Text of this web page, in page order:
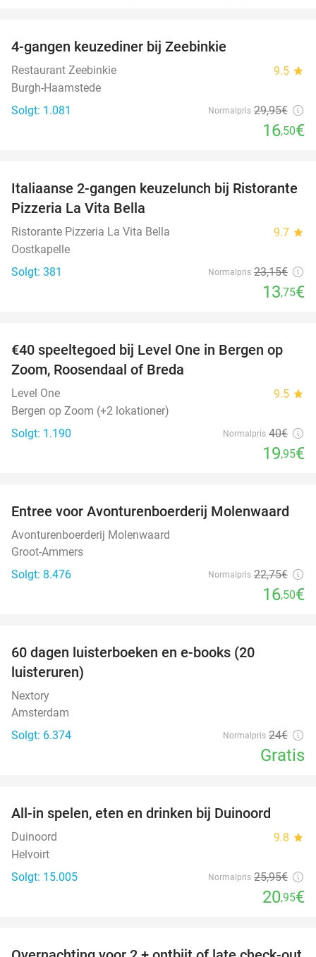
4-gangen keuzediner bij Zeebinkie
Restaurant Zeebinkie 9.5 star
Burgh-Haamstede
Solgt: 1.081
Normalpris 29,95€
16,50€
41%
Italiaanse 2-gangen keuzelunch bij Ristorante
Pizzeria La Vita Bella
Ristorante Pizzeria La Vita Bella 9.7 star
Oostkapelle
Solgt: 381
Normalpris 23,15€
13,75€
50%
€40 speeltegoed bij Level One in Bergen op
Zoom, Roosendaal of Breda
Level One 9.5 star
Bergen op Zoom (+2 lokationer)
Solgt: 1.190
Normalpris 40€
19,95€
27%
Entree voor Avonturenboerderij Molenwaard
Avonturenboerderij Molenwaard
Groot-Ammers
Solgt: 8.476
Normalpris 22,75€
16,50€
60 dagen luisterboeken en e-books (20
luisteruren)
Nextory
Amsterdam
Solgt: 6.374
Normalpris 24€
Gratis
All-in spelen, eten en drinken bij Duinoord
Duinoord 9.8 star
Helvoirt
Solgt: 15.005
Normalpris 25,95€
20,95€